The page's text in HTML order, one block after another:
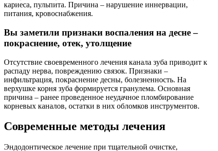
кариеса, пульпита. Причина – нарушение иннервации,
питания, кровоснабжения.
Вы заметили признаки воспаления на десне –
покраснение, отек, утолщение
Отсутствие своевременного лечения канала зуба приводит к
распаду нерва, повреждению связок. Признаки –
инфильтрация, покраснение десны, болезненность. На
верхушке корня зуба формируется гранулема. Основная
причина – ранее проведенное неудачное пломбирование
корневых каналов, остатки в них обломков инструментов.
Современные методы лечения
Эндодонтическое лечение при тщательной очистке,